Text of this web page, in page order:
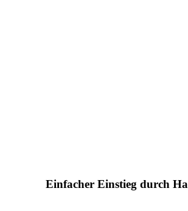
Einfacher Einstieg durch